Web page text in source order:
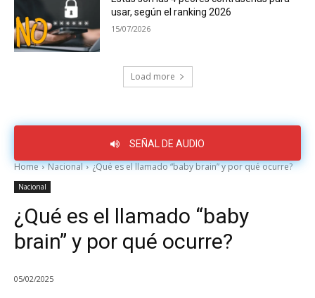
usar, según el ranking 2026
15/07/2026
Load more